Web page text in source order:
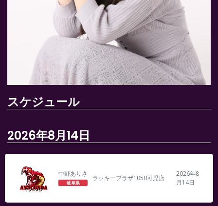
スケジュール
2026年8月14日
中野ありさ
岐阜県
ラッキープラザ1050可児店
2026年8
月14日